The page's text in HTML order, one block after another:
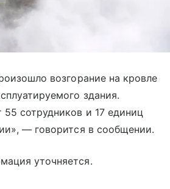
возгорание на кровле
здания.
сотрудников и 17 единиц
— говорится в сообщении.
уточняется.